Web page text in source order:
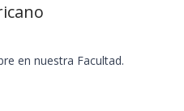
en nuestra Facultad.